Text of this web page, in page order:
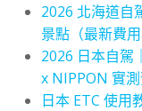
2026 北海道自
景點（最新費用
2026 日本自駕
x NIPPON 實測
日本 ETC 使用